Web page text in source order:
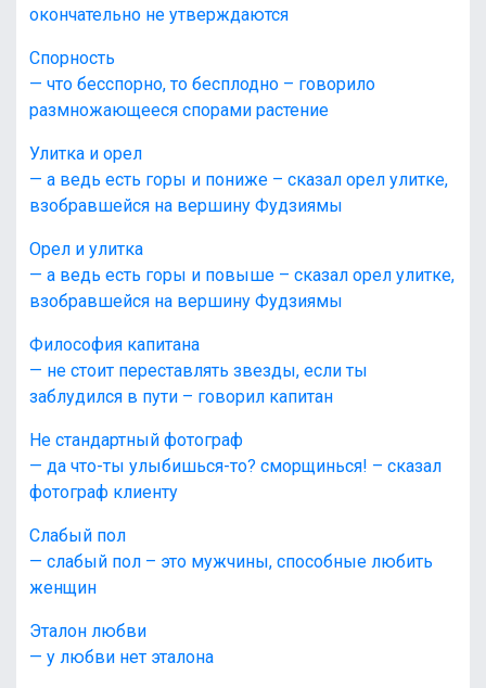
окончательно не утверждаются
Спорность
— что бесспорно, то бесплодно – говорило
размножающееся спорами растение
Улитка и орел
— а ведь есть горы и пониже – сказал орел улитке,
взобравшейся на вершину Фудзиямы
Орел и улитка
— а ведь есть горы и повыше – сказал орел улитке,
взобравшейся на вершину Фудзиямы
Философия капитана
— не стоит переставлять звезды, если ты
заблудился в пути – говорил капитан
Не стандартный фотограф
— да что-ты улыбишься-то? сморщинься! – сказал
фотограф клиенту
Слабый пол
— слабый пол – это мужчины, способные любить
женщин
Эталон любви
— у любви нет эталона